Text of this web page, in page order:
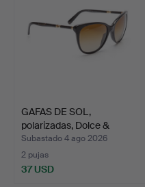
GAFAS DE SOL,
polarizadas, Dolce &
Gabbana…
Subastado 4 ago 2026
2 pujas
37 USD